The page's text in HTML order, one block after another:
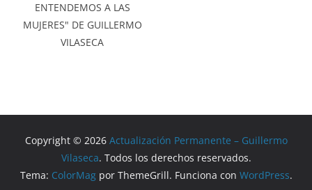
ENTENDEMOS A LAS
MUJERES" DE GUILLERMO
VILASECA
Copyright © 2026 Actualización Permanente – Guillermo
Vilaseca. Todos los derechos reservados.
Tema: ColorMagpor ThemeGrill. Funciona con WordPress.